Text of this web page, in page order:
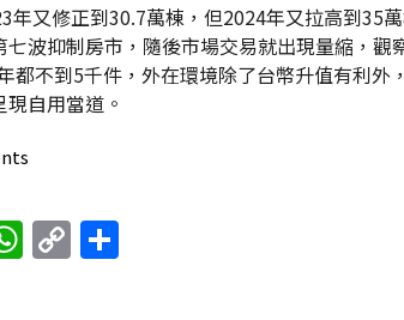
年又修正到30.7萬棟，但2024年又拉高到35
波抑制房市，隨後市場交易就出現量縮，觀
都不到5千件，外在環境除了台幣升值有利外
自用當道。
WhatsApp
Copy